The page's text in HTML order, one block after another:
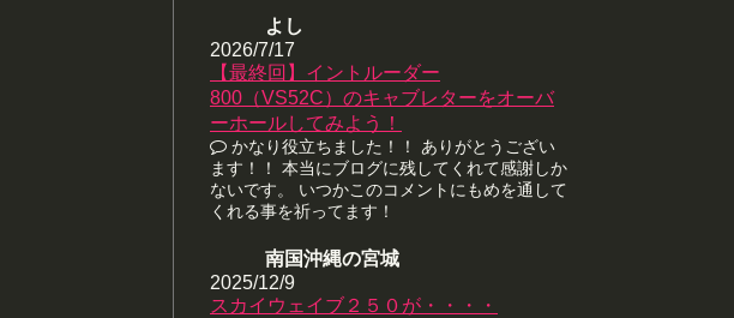
よし
2026/7/17
【最終回】イントルーダー
800（VS52C）のキャブレターをオーバ
ーホールしてみよう！
かなり役立ちました！！ ありがとうござい
ます！！ 本当にブログに残してくれて感謝しか
ないです。 いつかこのコメントにもめを通して
くれる事を祈ってます！
南国沖縄の宮城
2025/12/9
スカイウェイブ２５０が・・・・